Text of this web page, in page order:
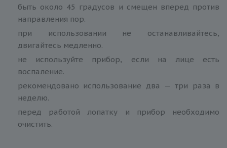
быть около 45 градусов и смещен вперед против
направления пор.
при использовании не останавливайтесь,
двигайтесь медленно.
не используйте прибор, если на лице есть
воспаление.
рекомендовано использование два — три раза в
неделю.
перед работой лопатку и прибор необходимо
очистить.